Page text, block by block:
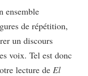
ensemble
de répétition,
un discours
voix. Tel est donc
lecture de El